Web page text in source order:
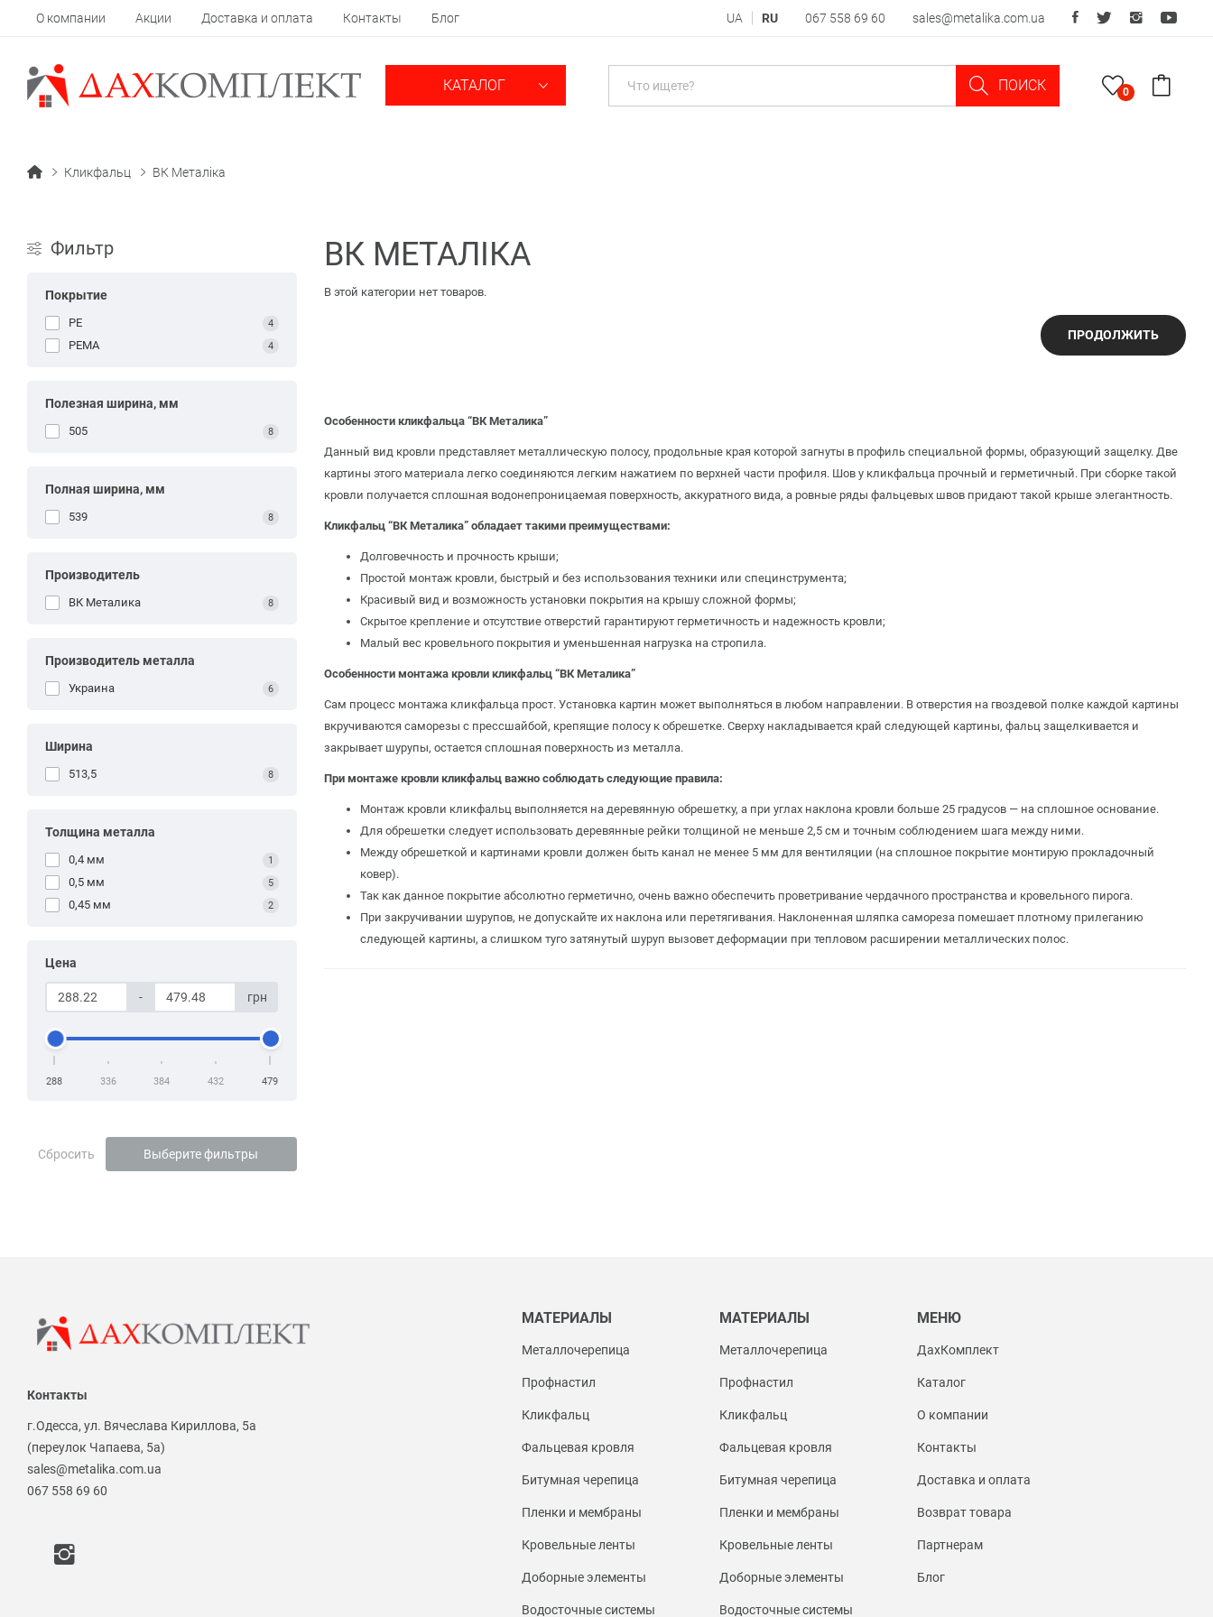
О компании Акции Доставка и оплата Контакты Блог UA RU 067 558 69 60 sales@metalika.com.ua
КАТАЛОГ ПОИСК 0
Кликфальц ВК Металіка
Фильтр
Покрытие
PE 4
PEMA 4
Полезная ширина, мм
505 8
Полная ширина, мм
539 8
Производитель
ВК Металика 8
Производитель металла
Украина 6
Ширина
513,5 8
Толщина металла
0,4 мм 1
0,5 мм 5
0,45 мм 2
Цена
- грн
288 336 384 432 479
Сбросить Выберите фильтры
ВК МЕТАЛІКА
В этой категории нет товаров.
ПРОДОЛЖИТЬ
Особенности кликфальца “ВК Металика”
Данный вид кровли представляет металлическую полосу, продольные края которой загнуты в профиль специальной формы, образующий защелку. Две
картины этого материала легко соединяются легким нажатием по верхней части профиля. Шов у кликфальца прочный и герметичный. При сборке такой
кровли получается сплошная водонепроницаемая поверхность, аккуратного вида, а ровные ряды фальцевых швов придают такой крыше элегантность.
Кликфальц “ВК Металика” обладает такими преимуществами:
Долговечность и прочность крыши;
Простой монтаж кровли, быстрый и без использования техники или специнструмента;
Красивый вид и возможность установки покрытия на крышу сложной формы;
Скрытое крепление и отсутствие отверстий гарантируют герметичность и надежность кровли;
Малый вес кровельного покрытия и уменьшенная нагрузка на стропила.
Особенности монтажа кровли кликфальц “ВК Металика”
Сам процесс монтажа кликфальца прост. Установка картин может выполняться в любом направлении. В отверстия на гвоздевой полке каждой картины
вкручиваются саморезы с прессшайбой, крепящие полосу к обрешетке. Сверху накладывается край следующей картины, фальц защелкивается и
закрывает шурупы, остается сплошная поверхность из металла.
При монтаже кровли кликфальц важно соблюдать следующие правила:
Монтаж кровли кликфальц выполняется на деревянную обрешетку, а при углах наклона кровли больше 25 градусов — на сплошное основание.
Для обрешетки следует использовать деревянные рейки толщиной не меньше 2,5 см и точным соблюдением шага между ними.
Между обрешеткой и картинами кровли должен быть канал не менее 5 мм для вентиляции (на сплошное покрытие монтирую прокладочный
ковер).
Так как данное покрытие абсолютно герметично, очень важно обеспечить проветривание чердачного пространства и кровельного пирога.
При закручивании шурупов, не допускайте их наклона или перетягивания. Наклоненная шляпка самореза помешает плотному прилеганию
следующей картины, а слишком туго затянутый шуруп вызовет деформации при тепловом расширении металлических полос.
Контакты
г.Одесса, ул. Вячеслава Кириллова, 5а
(переулок Чапаева, 5а)
sales@metalika.com.ua
067 558 69 60
МАТЕРИАЛЫ
Металлочерепица
Профнастил
Кликфальц
Фальцевая кровля
Битумная черепица
Пленки и мембраны
Кровельные ленты
Доборные элементы
Водосточные системы
МАТЕРИАЛЫ
Металлочерепица
Профнастил
Кликфальц
Фальцевая кровля
Битумная черепица
Пленки и мембраны
Кровельные ленты
Доборные элементы
Водосточные системы
МЕНЮ
ДахКомплект
Каталог
О компании
Контакты
Доставка и оплата
Возврат товара
Партнерам
Блог